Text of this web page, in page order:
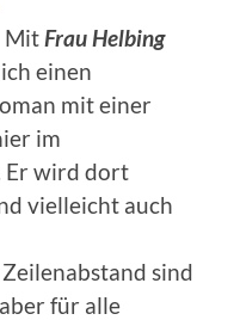
MitFrau Helbing
einen
mit einer
im
Er wird dort
vielleicht auch
sind
für alle